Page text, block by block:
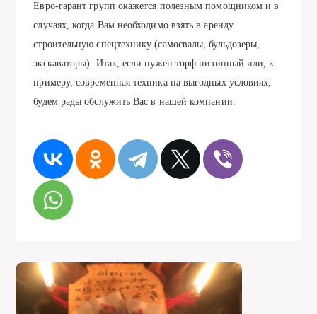
Евро-гарант групп окажется полезным помощником и в
случаях, когда Вам необходимо взять в аренду
строительную спецтехнику (самосвалы, бульдозеры,
экскаваторы). Итак, если нужен торф низинный или, к
примеру, современная техника на выгодных условиях,
будем рады обслужить Вас в нашей компании.